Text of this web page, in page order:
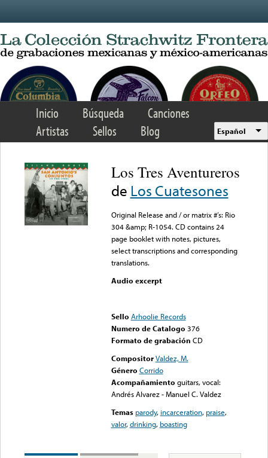
Inicio Búsqueda
Canciones
Artistas
Sellos Blog Español
Los Tres Aventureros
de Los Cuatesones
Original Release and / or matrix #’s: Rio
304 &amp; R-1054. CD contains 24
page booklet with notes, pictures,
select transcriptions and corresponding
translations.
Audio excerpt
Sello Arhoolie Records
Numero de Catalogo 376
Formato de grabación CD
Compositor Valdez, M.
Género Corrido
Acompañamiento guitars, vocal:
Andrés Alvarez - Manuel C. Valdez
Temas parody, incarceration, praise,
valor,drinking, boasting